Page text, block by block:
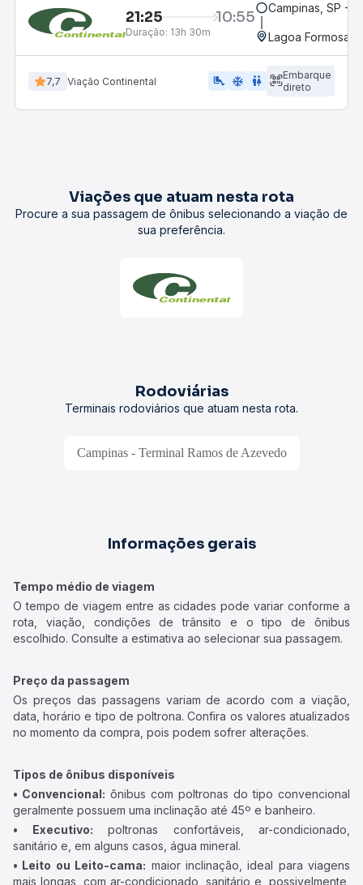
21:25 10:55
Duração: 13h 30m
Campinas, SP -
Lagoa Formosa,
7,7 Viação Continental airline_seat_legroom_extra ac_unit wc
Embarque
direto
Viações que atuam nesta rota
Procure a sua passagem de ônibus selecionando a viação de
sua preferência.
Rodoviárias
Terminais rodoviários que atuam nesta rota.
Campinas - Terminal Ramos de Azevedo
Informações gerais
Tempo médio de viagem
O tempo de viagem entre as cidades pode variar conforme a
rota, viação, condições de trânsito e o tipo de ônibus
escolhido. Consulte a estimativa ao selecionar sua passagem.
Preço da passagem
Os preços das passagens variam de acordo com a viação,
data, horário e tipo de poltrona. Confira os valores atualizados
no momento da compra, pois podem sofrer alterações.
Tipos de ônibus disponíveis
• Convencional: ônibus com poltronas do tipo convencional
geralmente possuem uma inclinação até 45º e banheiro.
• Executivo: poltronas confortáveis, ar-condicionado,
sanitário e, em alguns casos, água mineral.
• Leito ou Leito-cama: maior inclinação, ideal para viagens
mais longas, com ar-condicionado, sanitário e, possivelmente,